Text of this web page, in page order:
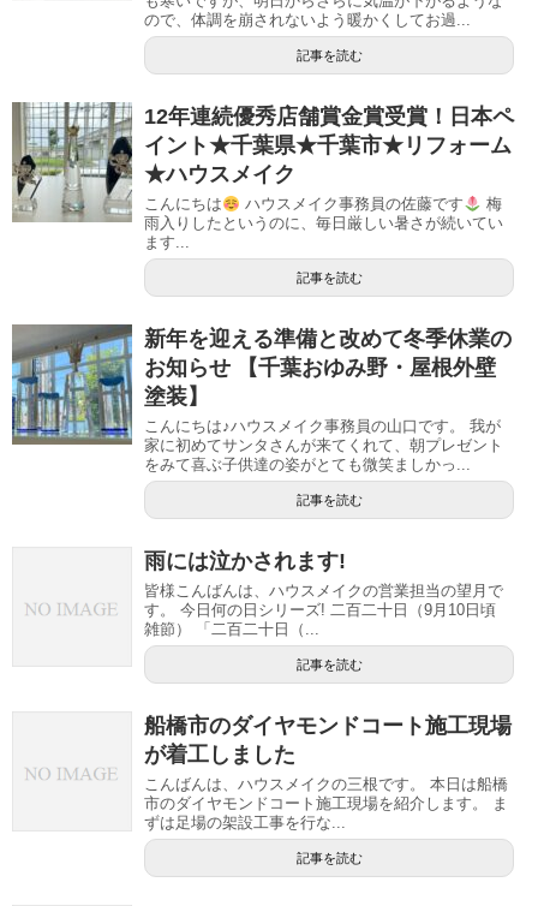
ので、体調を崩されないよう暖かくしてお過...
記事を読む
12年連続優秀店舗賞金賞受賞！日本ペ
イント★千葉県★千葉市★リフォーム
★ハウスメイク
こんにちは ハウスメイク事務員の佐藤です
梅
雨入りしたというのに、毎日厳しい暑さが続いてい
ます...
記事を読む
新年を迎える準備と改めて冬季休業の
お知らせ 【千葉おゆみ野・屋根外壁
塗装】
こんにちは♪ハウスメイク事務員の山口です。 我が
家に初めてサンタさんが来てくれて、朝プレゼント
をみて喜ぶ子供達の姿がとても微笑ましかっ...
記事を読む
雨には泣かされます!
皆様こんばんは、ハウスメイクの営業担当の望月で
す。 今日何の日シリーズ! 二百二十日（9月10日頃
雑節） 「二百二十日（...
記事を読む
船橋市のダイヤモンドコート施工現場
が着工しました
こんばんは、ハウスメイクの三根です。 本日は船橋
市のダイヤモンドコート施工現場を紹介します。 ま
ずは足場の架設工事を行な...
記事を読む